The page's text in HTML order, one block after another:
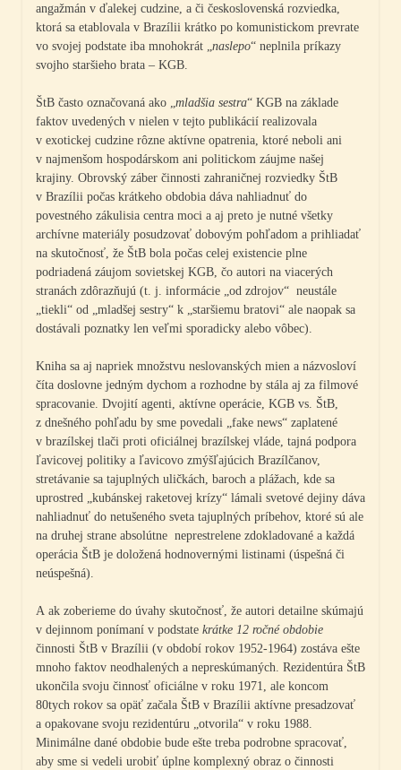
angažmán v ďalekej cudzine, a či československá rozviedka,
ktorá sa etablovala v Brazílii krátko po komunistickom prevrate
vo svojej podstate iba mnohokrát „ naslepo“ neplnila príkazy
svojho staršieho brata – KGB.
ŠtB často označovaná ako „ mladšia sestra“ KGB na základe
faktov uvedených v nielen v tejto publikácií realizovala
v exotickej cudzine rôzne aktívne opatrenia, ktoré neboli ani
v najmenšom hospodárskom ani politickom záujme našej
krajiny. Obrovský záber činnosti zahraničnej rozviedky ŠtB
v Brazílii počas krátkeho obdobia dáva nahliadnuť do
povestného zákulisia centra moci a aj preto je nutné všetky
archívne materiály posudzovať dobovým pohľadom a prihliadať
na skutočnosť, že ŠtB bola počas celej existencie plne
podriadená záujom sovietskej KGB, čo autori na viacerých
stranách zdôrazňujú (t. j. informácie „od zdrojov“ neustále
„tiekli“ od „mladšej sestry“ k „staršiemu bratovi“ ale naopak sa
dostávali poznatky len veľmi sporadicky alebo vôbec).
Kniha sa aj napriek množstvu neslovanských mien a názvosloví
číta doslovne jedným dychom a rozhodne by stála aj za filmové
spracovanie. Dvojití agenti, aktívne operácie, KGB vs. ŠtB,
z dnešného pohľadu by sme povedali „fake news“ zaplatené
v brazílskej tlači proti oficiálnej brazílskej vláde, tajná podpora
ľavicovej politiky a ľavicovo zmýšľajúcich Brazílčanov,
stretávanie sa tajuplných uličkách, baroch a plážach, kde sa
uprostred „kubánskej raketovej krízy“ lámali svetové dejiny dáva
nahliadnuť do netušeného sveta tajuplných príbehov, ktoré sú ale
na druhej strane absolútne neprestrelene zdokladované a každá
operácia ŠtB je doložená hodnovernými listinami (úspešná či
neúspešná).
A ak zoberieme do úvahy skutočnosť, že autori detailne skúmajú
v dejinnom ponímaní v podstate krátke 12 ročné obdobie
činnosti ŠtB v Brazílii (v období rokov 1952-1964) zostáva ešte
mnoho faktov neodhalených a nepreskúmaných. Rezidentúra ŠtB
ukončila svoju činnosť oficiálne v roku 1971, ale koncom
80tych rokov sa opäť začala ŠtB v Brazílii aktívne presadzovať
a opakovane svoju rezidentúru „otvorila“ v roku 1988.
Minimálne dané obdobie bude ešte treba podrobne spracovať,
aby sme si vedeli urobiť úplne komplexný obraz o činnosti